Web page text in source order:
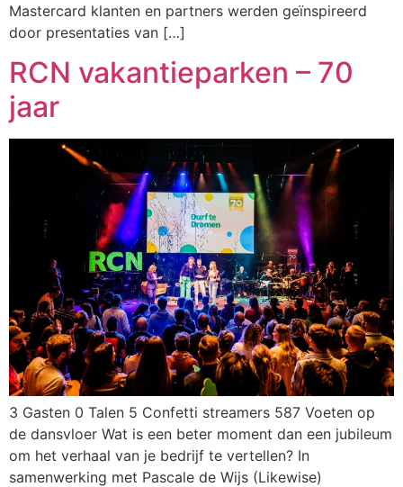
Mastercard klanten en partners werden geïnspireerd
door presentaties van […]
RCN vakantieparken – 70
jaar
3 Gasten 0 Talen 5 Confetti streamers 587 Voeten op
de dansvloer Wat is een beter moment dan een jubileum
om het verhaal van je bedrijf te vertellen? In
samenwerking met Pascale de Wijs (Likewise)